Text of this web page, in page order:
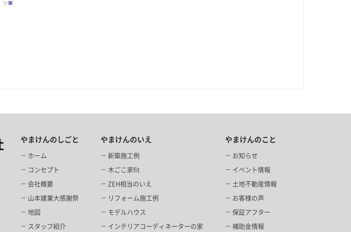
やまけんのしごと
ホーム
コンセプト
会社概要
山本建業大感謝祭
地図
スタッフ紹介
やまけんのいえ
新築施工例
木ごこ家fit
ZEH相当のいえ
リフォーム施工例
モデルハウス
インテリアコーディネーターの家
やまけんのこと
お知らせ
イベント情報
土地不動産情報
お客様の声
保証アフター
補助金情報